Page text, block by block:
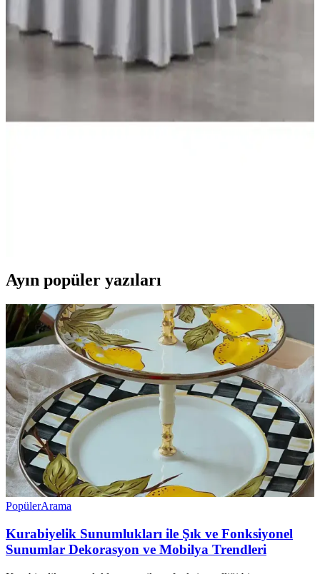
Madame Coco'nun şık ve dayanıklı hurçu ile Nacarev'in geniş
hacimli pencereli modeli, farklı ihtiyaçlara uygun saklama çözümleri
sunuyor. Hangi ürün sizin için daha uygun?
Elart Petra ve Örtüm Gloria Yatak Örtüsü
Ayın popüler yazıları
PopülerArama
Kurabiyelik Sunumlukları ile Şık ve Fonksiyonel
Sunumlar Dekorasyon ve Mobilya Trendleri